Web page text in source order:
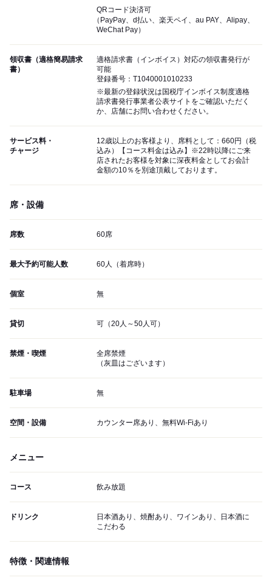
QRコード決済可
（PayPay、d払い、楽天ペイ、au PAY、Alipay、
WeChat Pay）
領収書（適格簡易請求
書）
適格請求書（インボイス）対応の領収書発行が
可能
登録番号：T1040001010233
※最新の登録状況は国税庁インボイス制度適格
請求書発行事業者公表サイトをご確認いただく
か、店舗にお問い合わせください。
サービス料・
チャージ
12歳以上のお客様より、席料として：660円（税
込み）【コース料金は込み】※22時以降にご来
店されたお客様を対象に深夜料金としてお会計
金額の10％を別途頂戴しております。
席・設備
席数 60席
最大予約可能人数 60人（着席時）
個室 無
貸切 可（20人～50人可）
禁煙・喫煙
全席禁煙
（灰皿はございます）
駐車場 無
空間・設備 カウンター席あり、無料Wi-Fiあり
メニュー
コース 飲み放題
ドリンク
日本酒あり、焼酎あり、ワインあり、日本酒に
こだわる
特徴・関連情報